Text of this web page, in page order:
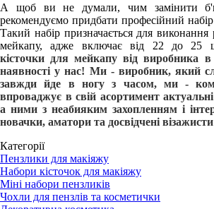
А щоб ви не думали, чим замінити
рекомендуємо придбати професійний набір
Такий набір призначається для виконання
мейкапу, адже включає від 22 до 25
кісточки для мейкапу від виробника
наявності у нас! Ми - виробник, який
завжди йде в ногу з часом, ми -
впроваджує в свій асортимент
а ними з неабияким захопленням і
новачки, аматори та досвідчені
Категорії
Пензлики для макіяжу
Набори кісточок для макіяжу
Міні набори пензликів
Чохли для пензлів та косметички